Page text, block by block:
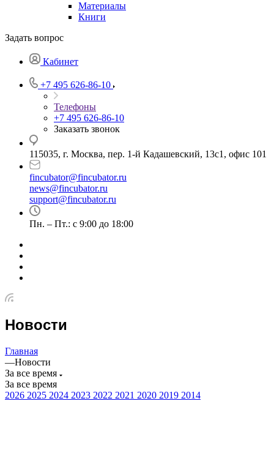
Материалы
Книги
Задать вопрос
Кабинет
+7 495 626-86-10
Телефоны
+7 495 626-86-10
Заказать звонок
115035, г. Москва, пер. 1-й Кадашевский, 13с1, офис 101
fincubator@fincubator.ru
news@fincubator.ru
support@fincubator.ru
Пн. – Пт.: с 9:00 до 18:00
Новости
Главная
—Новости
За все время
За все время
2026 2025 2024 2023 2022 2021 2020 2019 2014